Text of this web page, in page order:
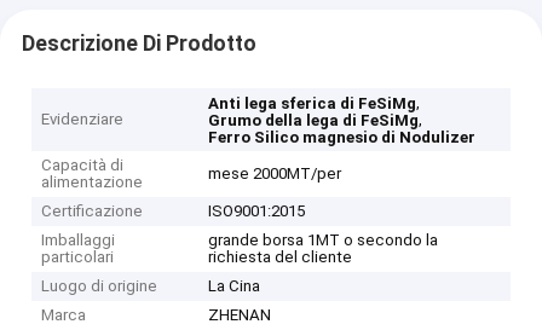
Descrizione Di Prodotto
Evidenziare
Anti lega sferica di FeSiMg,
Grumo della lega di FeSiMg,
Ferro Silico magnesio di Nodulizer
Capacità di
alimentazione
mese 2000MT/per
Certificazione
ISO9001:2015
Imballaggi
particolari
grande borsa 1MT o secondo la
richiesta del cliente
Luogo di origine
La Cina
Marca
ZHENAN